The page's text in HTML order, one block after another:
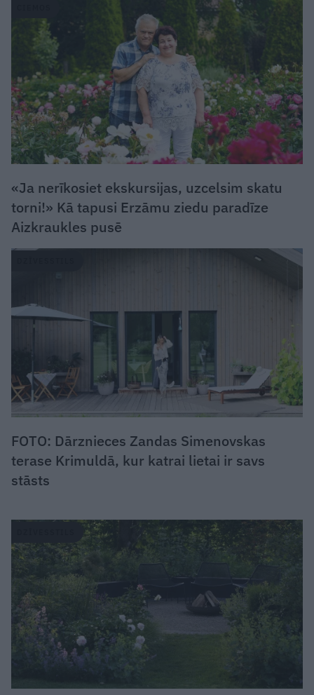
«Ja nerīkosiet ekskursijas, uzcelsim skatu
torni!» Kā tapusi Erzāmu ziedu paradīze
Aizkraukles pusē
FOTO: Dārznieces Zandas Simenovskas
terase Krimuldā, kur katrai lietai ir savs
stāsts